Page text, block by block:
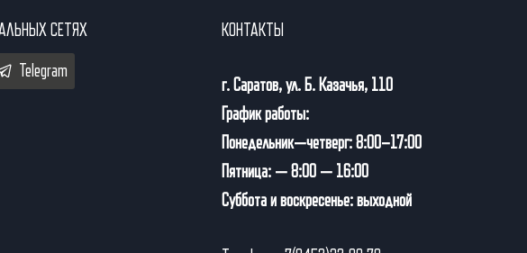
СЕТЯХ
Telegram
КОНТАКТЫ
г. Саратов, ул. Б. Казачья, 110
График работы:
Понедельник—четверг: 8:00–17:00
Пятница: — 8:00 — 16:00
Суббота и воскресенье: выходной